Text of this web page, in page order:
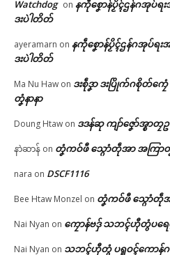
ကေတ်
အသေအဟာန် တ္ရဲကောန်ဂကူမန်
မရနုက်ကဵု (၇၉) ဝါ ကွာန်ပလိုၚ်ဂျ
February 2, 2026
In "ပရိုၚ်"
Watchdog on နကဵုစၞောန်ပၟိၚ်ဌန်ဂအုပ်ရ
ဒးပဲါတိတ်
ayeramarn on နကဵုစၞောန်ပၟိၚ်ဌန်ဂအုပ်ရး
ဒးပဲါတိတ်
Ma Nu Haw on ဒးစဵုဒၞာ ဒးပြိုက်ဂစိုတ်ကၠ
တၞံနာနာ
Doung Htaw on ဒဒန်ဆု ကျာ်ဇၞော်အ္စာ
နာဲဆာန် on တၞံကဝ်ဖီ သ္ဂောံတဵုအာ အကြာ
nara on DSCF1116
Bee Htaw Monzel on တၞံကဝ်ဖီ သ္ဂောံတဵု
Nai Nyan on ကၠောန်ဗဒှ် သဘၚ်ဟီုတွံပရေ
Nai Nyan on သဘၚ်ဟီုတွံ ပရူဝၚ်ကောန်ဂ